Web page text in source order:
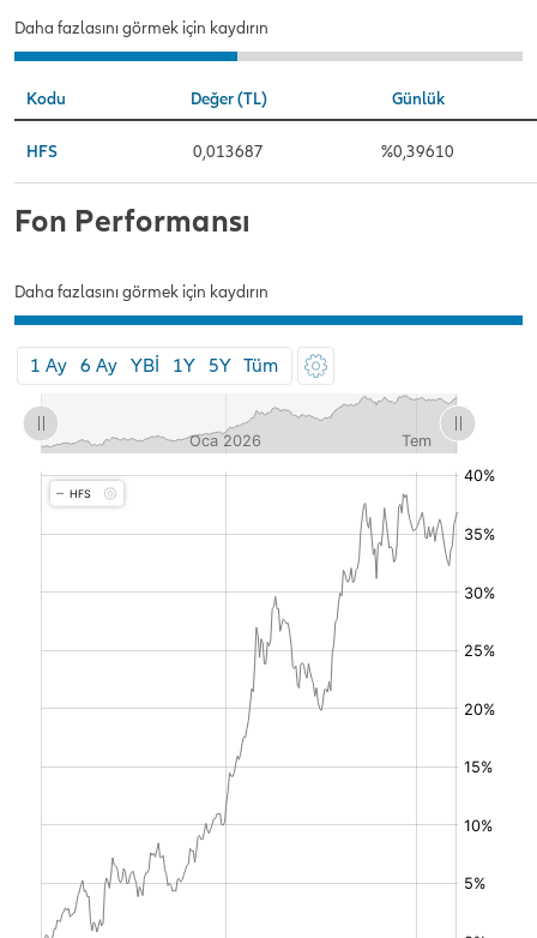
Daha fazlasını görmek için kaydırın
Kodu Değer (TL) Günlük
HFS 0,013687 %0,39610
Fon Performansı
Daha fazlasını görmek için kaydırın
1 Ay 6 Ay YBİ 1Y 5Y Tüm